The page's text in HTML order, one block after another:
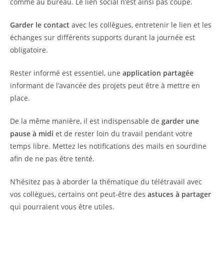
Garder le contact avec les collègues, entretenir le lien et les
échanges sur différents supports durant la journée est
obligatoire.
Rester informé est essentiel, une application partagée
informant de l’avancée des projets peut être à mettre en
place.
De la même manière, il est indispensable de garder une
pause à midi et de rester loin du travail pendant votre
temps libre. Mettez les notifications des mails en sourdine
afin de ne pas être tenté.
N’hésitez pas à aborder la thématique du télétravail avec
vos collègues, certains ont peut-être des astuces à partager
qui pourraient vous être utiles.